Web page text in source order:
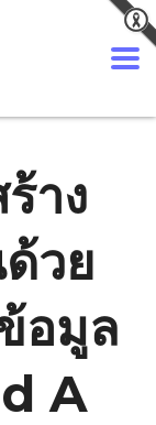
าง
วย
อมูล
A